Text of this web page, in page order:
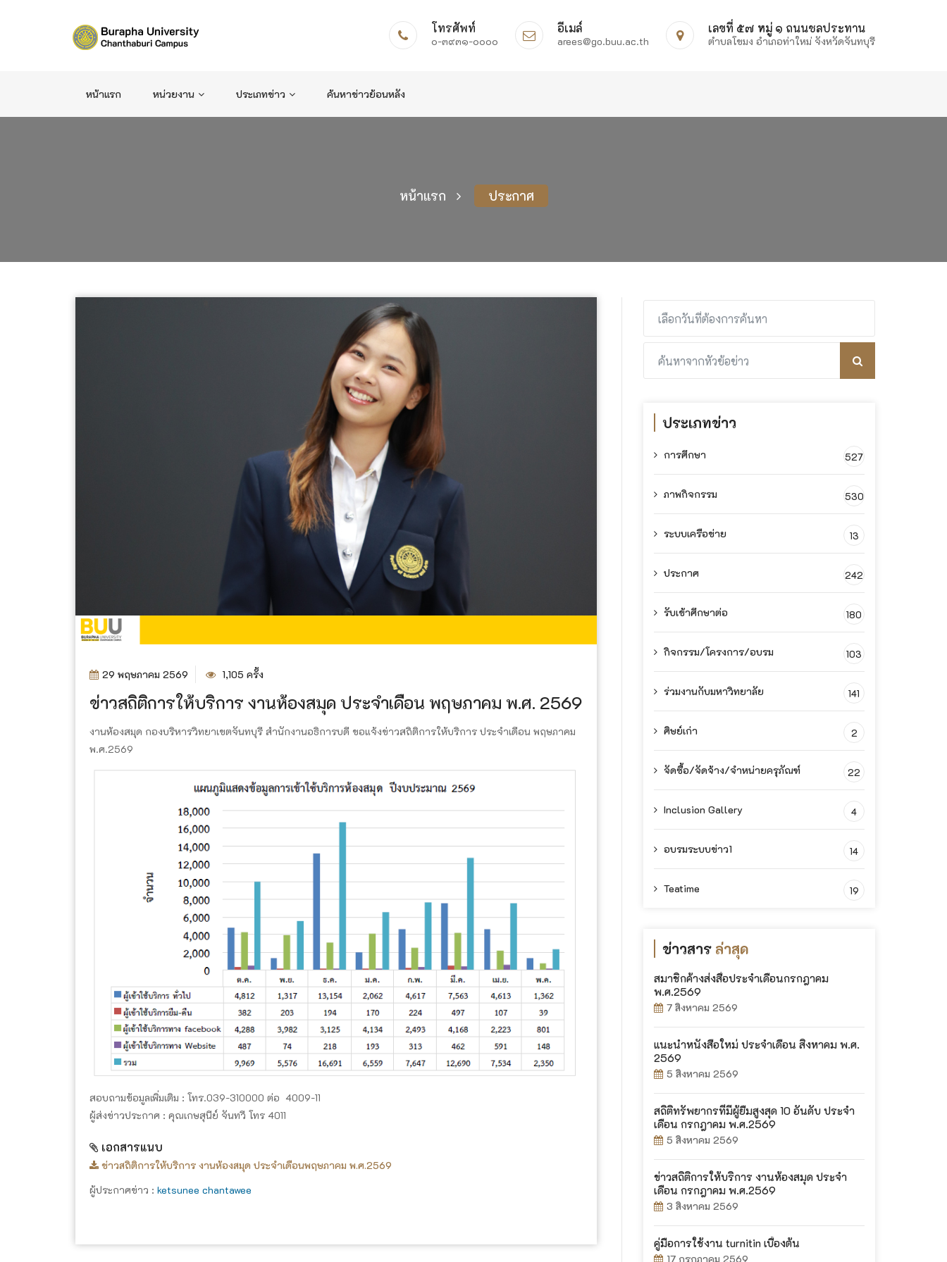
โทรศัพท์
๐-๓๙๓๑-๐๐๐๐
อีเมล์
arees@go.buu.ac.th
เลขที่ ๕๗ หมู่ ๑ ถนนชลประทาน
ตำบลโขมง อำเภอท่าใหม่ จังหวัดจันทบุรี
หน้าแรก หน่วยงาน ประเภทข่าว ค้นหาข่าวย้อนหลัง
หน้าแรก ประกาศ
29 พฤษภาคม 2569 1,105 ครั้ง
ข่าวสถิติการให้บริการ งานห้องสมุด ประจำเดือน พฤษภาคม พ.ศ. 2569
งานห้องสมุด กองบริหารวิทยาเขตจันทบุรี สำนักงานอธิการบดี ขอแจ้งข่าวสถิติการให้บริการ ประจำเดือน พฤษภาคม
พ.ศ.2569
สอบถามข้อมูลเพิ่มเติม : โทร.039-310000 ต่อ 4009-11
ผู้ส่งข่าวประกาศ : คุณเกษสุนีย์ จันทวี โทร 4011
เอกสารแนบ
ข่าวสถิติการให้บริการ งานห้องสมุด ประจำเดือนพฤษภาคม พ.ศ.2569
ผู้ประกาศข่าว : ketsunee chantawee
ประเภทข่าว
การศึกษา 527
ภาพกิจกรรม 530
ระบบเครือข่าย 13
ประกาศ 242
รับเข้าศึกษาต่อ 180
กิจกรรม/โครงการ/อบรม 103
ร่วมงานกับมหาวิทยาลัย 141
ศิษย์เก่า 2
จัดซื้อ/จัดจ้าง/จำหน่ายครุภัณฑ์ 22
Inclusion Gallery 4
อบรมระบบข่าว1 14
Teatime 19
ข่าวสาร ล่าสุด
สมาชิกค้างส่งสื่อประจำเดือนกรกฎาคม
พ.ศ.2569
7 สิงหาคม 2569
แนะนำหนังสือใหม่ ประจำเดือน สิงหาคม พ.ศ.
2569
5 สิงหาคม 2569
สถิติทรัพยากรที่มีผู้ยืมสูงสุด 10 อันดับ ประจำ
เดือน กรกฎาคม พ.ศ.2569
5 สิงหาคม 2569
ข่าวสถิติการให้บริการ งานห้องสมุด ประจำ
เดือน กรกฎาคม พ.ศ.2569
3 สิงหาคม 2569
คู่มือการใช้งาน turnitin เบื้องต้น
17 กรกฎาคม 2569